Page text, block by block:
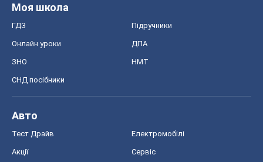
Моя школа
ГДЗ Підручники
Онлайн уроки ДПА
ЗНО НМТ
СНД посібники
Авто
Тест Драйв Електромобілі
Акції Сервіс